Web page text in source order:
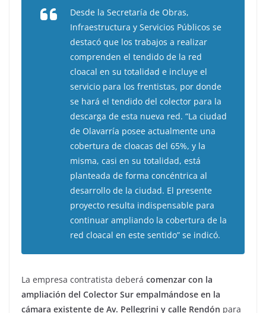
Desde la Secretaría de Obras,
Infraestructura y Servicios Públicos se
destacó que los trabajos a realizar
comprenden el tendido de la red
cloacal en su totalidad e incluye el
servicio para los frentistas, por donde
se hará el tendido del colector para la
descarga de esta nueva red. “La ciudad
de Olavarría posee actualmente una
cobertura de cloacas del 65%, y la
misma, casi en su totalidad, está
planteada de forma concéntrica al
desarrollo de la ciudad. El presente
proyecto resulta indispensable para
continuar ampliando la cobertura de la
red cloacal en este sentido” se indicó.
La empresa contratista deberá comenzar con la
ampliación del Colector Sur empalmándose en la
cámara existente de Av. Pellegrini y calle Rendón para